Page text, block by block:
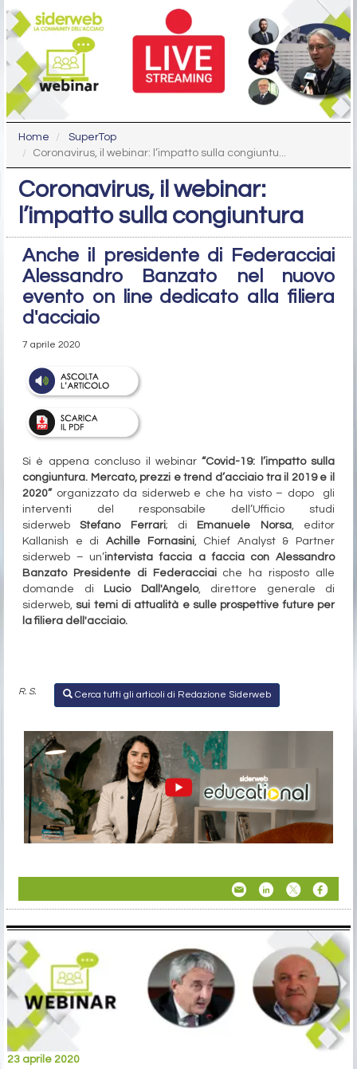
Home
SuperTop
Coronavirus, il webinar: l’impatto sulla congiuntu...
Coronavirus, il webinar:
l’impatto sulla congiuntura
Anche il presidente di Federacciai
Alessandro Banzato nel nuovo
evento on line dedicato alla filiera
d'acciaio
7 aprile 2020
Si è appena concluso il webinar“Covid-19: l’impatto sulla
congiuntura. Mercato, prezzi e trend d’acciaio tra il 2019 e il
2020” organizzato da siderweb e che ha visto – dopo
gli
interventi del responsabile dell’Ufficio studi
siderwebStefano Ferrari; di Emanuele Norsa, editor
Kallanish e di Achille Fornasini, Chief Analyst & Partner
siderweb – un’intervista faccia a faccia con Alessandro
Banzato Presidente di Federacciai che ha risposto alle
domande di
Lucio Dall'Angelo, direttore generale di
siderweb,sui temi di attualità e sulle prospettive future per
la filiera dell'acciaio.
R. S. Cerca tutti gli articoli di Redazione Siderweb
23 aprile 2020